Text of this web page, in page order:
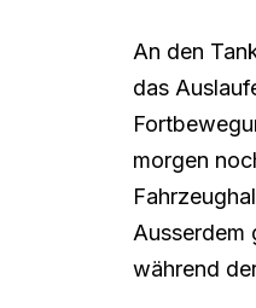
An den
das
morgen
Ausserdem
während